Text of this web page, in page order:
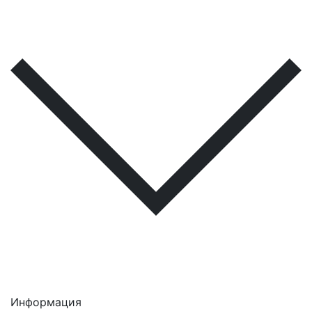
Информация